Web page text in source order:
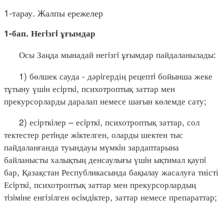
1-тарау. Жалпы ережелер
1-бап. Негiзгi ұғымдар
Осы Заңда мынадай негiзгi ұғымдар пайдаланылады:
1) бөлшек сауда - дәрiгердің рецептi бойынша жеке
тұтыну үшiн есiрткi, психотроптық заттар мен
прекурсорларды даралап немесе шағын көлемде сату;
2) есiрткiлер – есiрткi, психотроптық заттар, сол
тектестер ретiнде жiктелген, оларды шектен тыс
пайдаланғанда туындауы мүмкiн зардаптарына
байланысты халықтың денсаулығы үшiн ықтимал қаупi
бар, Қазақстан Республикасында бақылау жасалуға тиісті
Есiрткi, психотроптық заттар мен прекурсорлардың
тiзiмiне енгiзiлген өсiмдiктер, заттар немесе препараттар;